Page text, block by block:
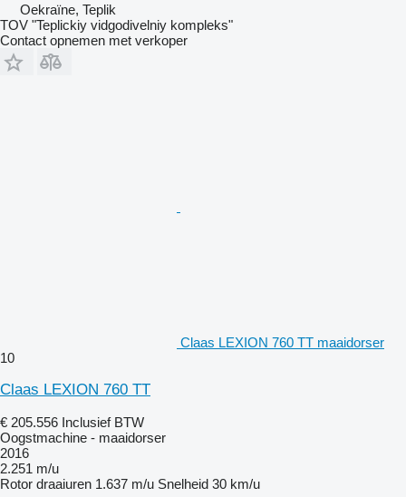
Oekraïne, Teplik
TOV "Teplickiy vidgodivelniy kompleks"
Contact opnemen met verkoper
Claas LEXION 760 TT maaidorser
10
Claas LEXION 760 TT
€ 205.556 Inclusief BTW
Oogstmachine - maaidorser
2016
2.251 m/u
Rotor draaiuren 1.637 m/u Snelheid 30 km/u